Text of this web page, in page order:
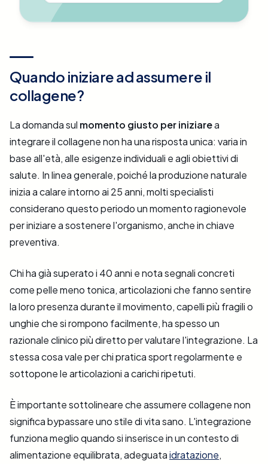
Quando iniziare ad assumere il
collagene?
La domanda sul momento giusto per iniziarea
integrare il collagene non ha una risposta unica: varia in
base all'età, alle esigenze individuali e agli obiettivi di
salute. In linea generale, poiché la produzione naturale
inizia a calare intorno ai 25 anni, molti specialisti
considerano questo periodo un momento ragionevole
per iniziare a sostenere l'organismo, anche in chiave
preventiva.
Chi ha già superato i 40 anni e nota segnali concreti
come pelle meno tonica, articolazioni che fanno sentire
la loro presenza durante il movimento, capelli più fragili o
unghie che si rompono facilmente, ha spesso un
razionale clinico più diretto per valutare l'integrazione. La
stessa cosa vale per chi pratica sport regolarmente e
sottopone le articolazioni a carichi ripetuti.
È importante sottolineare che assumere collagene non
significa bypassare uno stile di vita sano. L'integrazione
funziona meglio quando si inserisce in un contesto di
alimentazione equilibrata, adeguataidratazione,